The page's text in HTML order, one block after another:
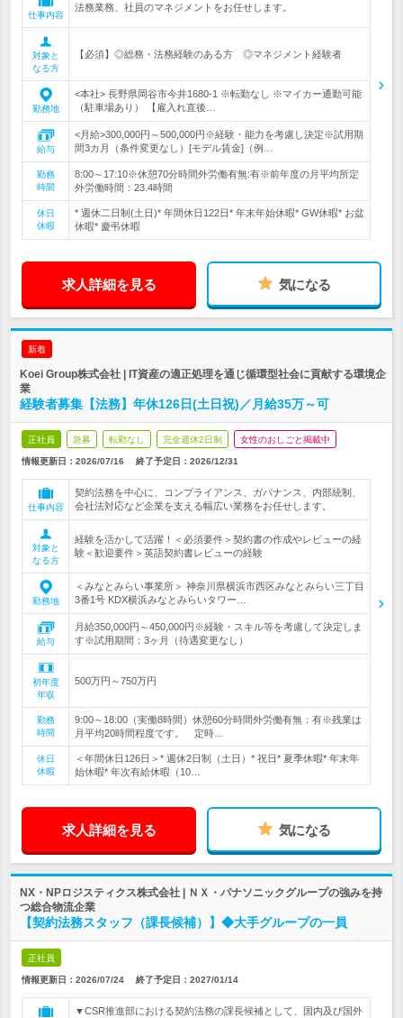
仕事内容
法務業務、社員のマネジメントをお任せします。
対象と
なる方
【必須】◎総務・法務経験のある方 ◎マネジメント経験者
勤務地
<本社> 長野県岡谷市今井1680-1 ※転勤なし ※マイカー通勤可能
（駐車場あり） 【雇入れ直後…
給与
<月給>300,000円～500,000円※経験・能力を考慮し決定※試用期
間3カ月（条件変更なし）[モデル賃金]（例…
勤務
時間
8:00～17:10※休憩70分時間外労働有無:有※前年度の月平均所定
外労働時間：23.4時間
休日
休暇
* 週休二日制(土日)* 年間休日122日* 年末年始休暇* GW休暇* お盆
休暇* 慶弔休暇
求人詳細を見る 気になる
新着
Koei Group株式会社 | IT資産の適正処理を通じ循環型社会に貢献する環境企
業
経験者募集【法務】年休126日(土日祝)／月給35万～可
正社員 急募 転勤なし 完全週休2日制 女性のおしごと掲載中
情報更新日：2026/07/16 終了予定日： 2026/12/31
仕事内容
契約法務を中心に、コンプライアンス、ガバナンス、内部統制、
会社法対応など企業を支える幅広い業務をお任せします。
対象と
なる方
経験を活かして活躍！＜必須要件＞契約書の作成やレビューの経
験＜歓迎要件＞英語契約書レビューの経験
勤務地
＜みなとみらい事業所＞ 神奈川県横浜市西区みなとみらい三丁目
3番1号 KDX横浜みなとみらいタワー…
給与
月給350,000円～450,000円※経験・スキル等を考慮して決定しま
す※試用期間：3ヶ月（待遇変更なし）
初年度
年収
500万円～750万円
勤務
時間
9:00～18:00（実働8時間）休憩60分時間外労働有無：有※残業は
月平均20時間程度です。 定時…
休日
休暇
＜年間休日126日＞* 週休2日制（土日）* 祝日* 夏季休暇* 年末年
始休暇* 年次有給休暇（10…
求人詳細を見る 気になる
NX・NPロジスティクス株式会社 | ＮＸ・パナソニックグループの強みを持
つ総合物流企業
【契約法務スタッフ（課長候補）】◆大手グループの一員
正社員
情報更新日：2026/07/24 終了予定日： 2027/01/14
▼CSR推進部における契約法務の課長候補として、国内及び国外